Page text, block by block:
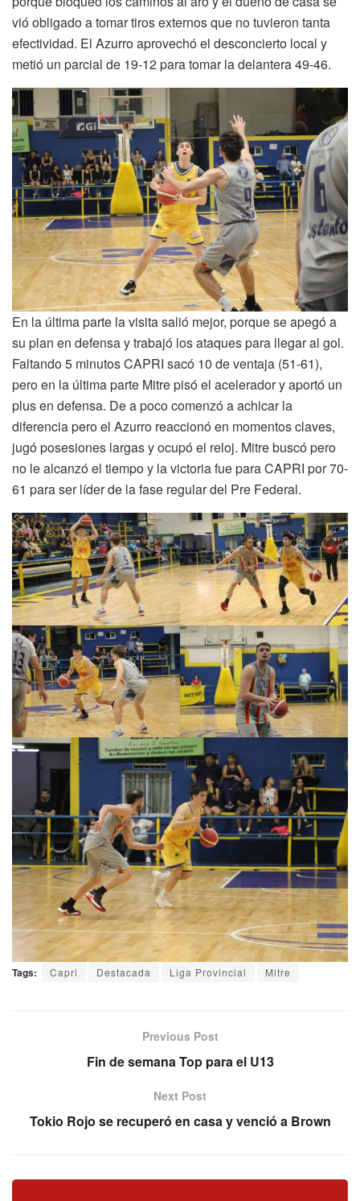
vió obligado a tomar tiros externos que no tuvieron tanta
efectividad. El Azurro aprovechó el desconcierto local y
metió un parcial de 19-12 para tomar la delantera 49-46.
En la última parte la visita salió mejor, porque se apegó a
su plan en defensa y trabajó los ataques para llegar al gol.
Faltando 5 minutos CAPRI sacó 10 de ventaja (51-61),
pero en la última parte Mitre pisó el acelerador y aportó un
plus en defensa. De a poco comenzó a achicar la
diferencia pero el Azurro reaccionó en momentos claves,
jugó posesiones largas y ocupó el reloj. Mitre buscó pero
no le alcanzó el tiempo y la victoria fue para CAPRI por 70-
61 para ser líder de la fase regular del Pre Federal.
Tags: Capri Destacada Liga Provincial Mitre
Previous Post
Fin de semana Top para el U13
Next Post
Tokio Rojo se recuperó en casa y venció a Brown